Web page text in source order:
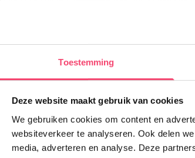
Toestemming
Deze website maakt gebruik van cookies
We gebruiken cookies om content en
websiteverkeer te analyseren. Ook delen
media, adverteren en analyse. Deze
voor
uitje!